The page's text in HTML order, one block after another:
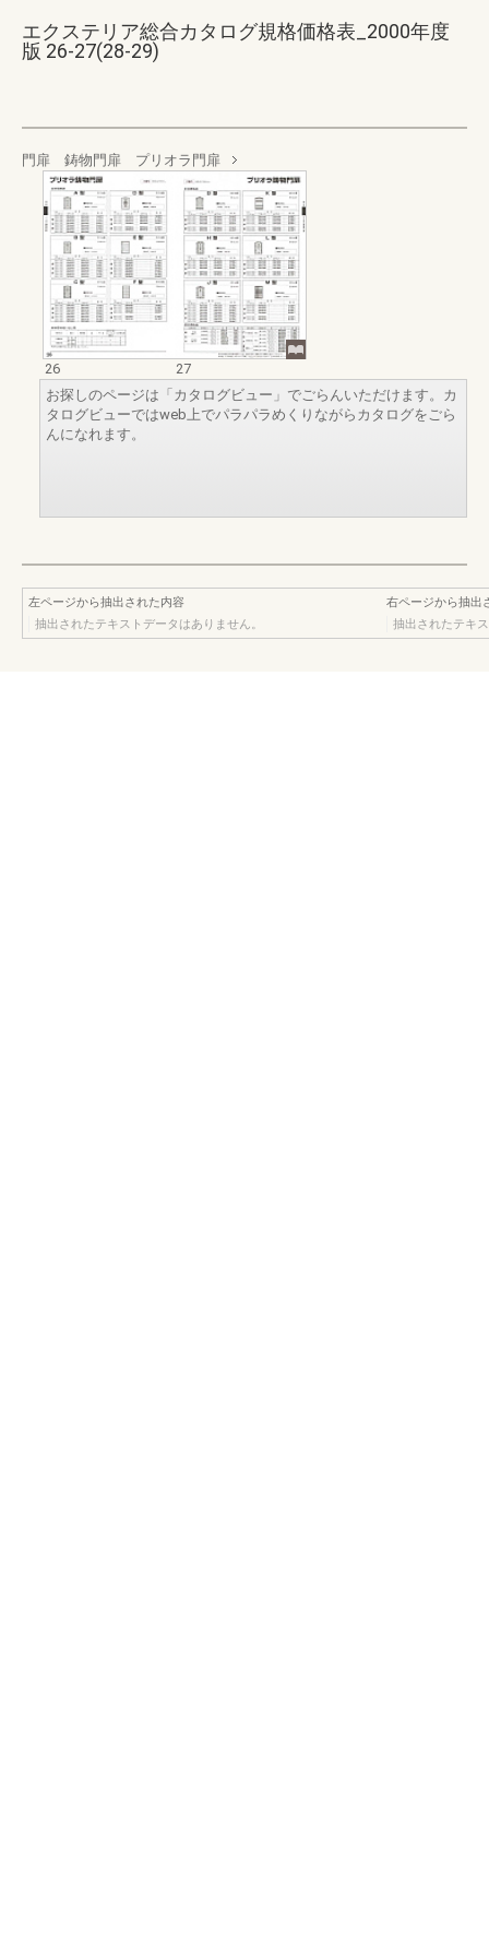
エクステリア総合カタログ規格価格表_2000年度
版 26-27(28-29)
門扉 鋳物門扉 プリオラ門扉
26
27
お探しのページは「カタログビュー」でごらんいただけます。カ
タログビューではweb上でパラパラめくりながらカタログをごら
んになれます。
左ページから抽出された内容
抽出されたテキストデータはありません。
右ページから抽出
抽出されたテキ